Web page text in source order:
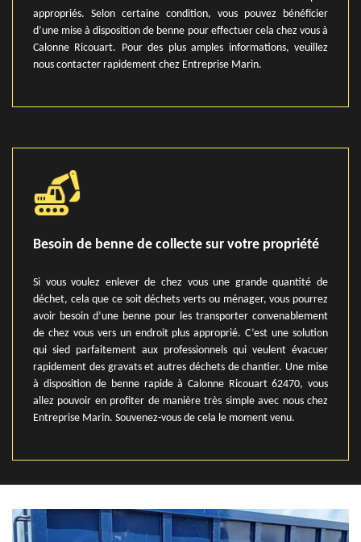
appropriés. Selon certaine condition, vous pouvez bénéficier
d’une mise à disposition de benne pour effectuer cela chez vous à
Calonne Ricouart. Pour des plus amples informations, veuillez
nous contacter rapidement chez Entreprise Marin.
Besoin de benne de collecte sur votre propriété
Si vous voulez enlever de chez vous une grande quantité de
déchet, cela que ce soit déchets verts ou ménager, vous pourrez
avoir besoin d’une benne pour les transporter convenablement
de chez vous vers un endroit plus approprié. C’est une solution
qui sied parfaitement aux professionnels qui veulent évacuer
rapidement des gravats et autres déchets de chantier. Une mise
à disposition de benne rapide à Calonne Ricouart 62470, vous
allez pouvoir en profiter de manière très simple avec nous chez
Entreprise Marin. Souvenez-vous de cela le moment venu.